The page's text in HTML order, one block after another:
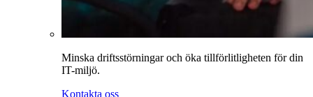
Minska driftsstörningar och öka tillförlitligheten för din
IT-miljö.
Kontakta oss